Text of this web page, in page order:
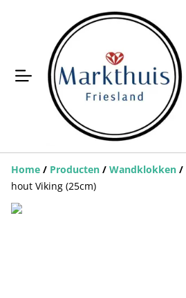
Home / Producten / Wandklokken /
hout Viking (25cm)